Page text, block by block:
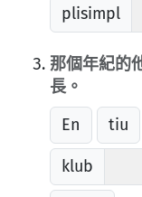
plisimpl
那個年紀的
長。
En
tiu
klub